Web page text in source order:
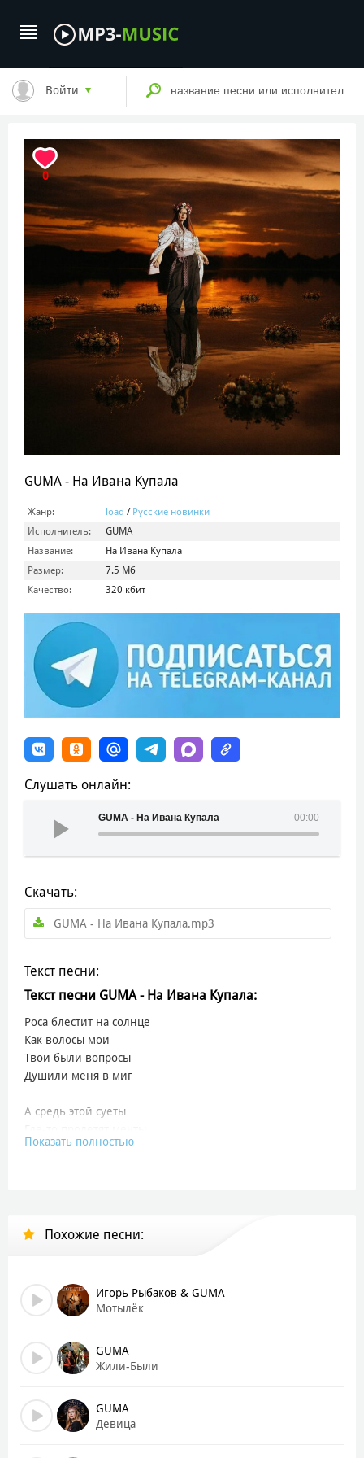
Войти
0
GUMA - На Ивана Купала
Жанр: load / Русские новинки
Исполнитель:
GUMA
Название:
На Ивана Купала
Размер:
7.5 Мб
Качество:
320 кбит
Слушать онлайн:
00:00
GUMA - На Ивана Купала
Скачать:
GUMA - На Ивана Купала.mp3
Текст песни:
Текст песни GUMA - На Ивана Купала:
Роса блестит на солнце
Как волосы мои
Твои были вопросы
Душили меня в миг
А средь этой суеты
Птицей позови
Чувства на нули
Каждой ноченькой тёмной
Я веду бой сама с собой
Ты это, заходи если что
С глазами из огня
Ночью, при свете дня
Будто вышла изо сна
Показать полностью
Похожие песни:
Игорь Рыбаков & GUMA
Мотылёк
GUMA
Жили-Были
GUMA
Девица